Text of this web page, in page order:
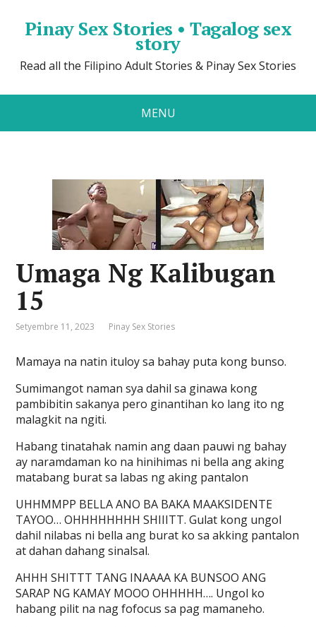
Pinay Sex Stories • Tagalog sex
story
Read all the Filipino Adult Stories & Pinay Sex Stories
MENU
Umaga Ng Kalibugan
15
Setyembre 11, 2023 Pinay Sex Stories
Mamaya na natin ituloy sa bahay puta kong bunso.
Sumimangot naman sya dahil sa ginawa kong
pambibitin sakanya pero ginantihan ko lang ito ng
malagkit na ngiti.
Habang tinatahak namin ang daan pauwi ng bahay
ay naramdaman ko na hinihimas ni bella ang aking
matabang burat sa labas ng aking pantalon
UHHMMPP BELLA ANO BA BAKA MAAKSIDENTE
TAYOO… OHHHHHHHH SHIIITT. Gulat kong ungol
dahil nilabas ni bella ang burat ko sa akking pantalon
at dahan dahang sinalsal.
AHHH SHITTT TANG INAAAA KA BUNSOO ANG
SARAP NG KAMAY MOOO OHHHHH…. Ungol ko
habang pilit na nag fofocus sa pag mamaneho.